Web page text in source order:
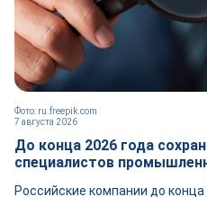
7 августа 2026
Фото: ru.freepik.com
До конца 2026 года
специалистов
Российские компании до